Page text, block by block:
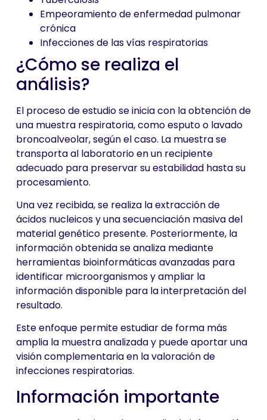
Empeoramiento de enfermedad pulmonar
crónica
Infecciones de las vías respiratorias
¿Cómo se realiza el
análisis?
El proceso de estudio se inicia con la obtención de
una muestra respiratoria, como esputo o lavado
broncoalveolar, según el caso. La muestra se
transporta al laboratorio en un recipiente
adecuado para preservar su estabilidad hasta su
procesamiento.
Una vez recibida, se realiza la extracción de
ácidos nucleicos y una secuenciación masiva del
material genético presente. Posteriormente, la
información obtenida se analiza mediante
herramientas bioinformáticas avanzadas para
identificar microorganismos y ampliar la
información disponible para la interpretación del
resultado.
Este enfoque permite estudiar de forma más
amplia la muestra analizada y puede aportar una
visión complementaria en la valoración de
infecciones respiratorias.
Información importante